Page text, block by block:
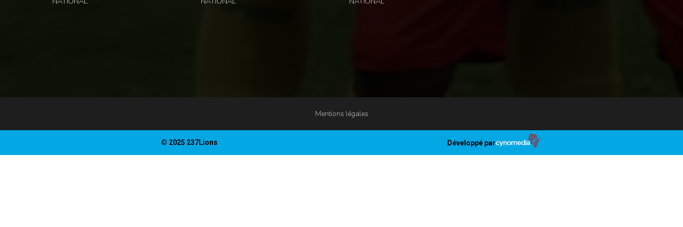
Mentions légales
© 2025 237Lions Développé par